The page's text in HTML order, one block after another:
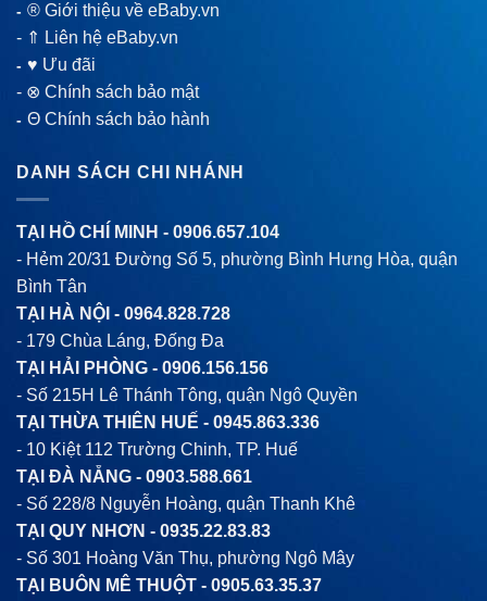
-® Giới thiệu về eBaby.vn
- ⇑ Liên hệ eBaby.vn
-♥ Ưu đãi
- ⊗ Chính sách bảo mật
-Θ Chính sách bảo hành
DANH SÁCH CHI NHÁNH
TẠI HỒ CHÍ MINH - 0906.657.104
- Hẻm 20/31 Đường Số 5, phường Bình Hưng Hòa, quận
Bình Tân
TẠI HÀ NỘI - 0964.828.728
- 179 Chùa Láng, Đống Đa
TẠI HẢI PHÒNG - 0906.156.156
- Số 215H Lê Thánh Tông, quận Ngô Quyền
TẠI THỪA THIÊN HUẾ - 0945.863.336
- 10 Kiệt 112 Trường Chinh, TP. Huế
TẠI ĐÀ NẴNG - 0903.588.661
- Số 228/8 Nguyễn Hoàng, quận Thanh Khê
TẠI QUY NHƠN - 0935.22.83.83
- Số 301 Hoàng Văn Thụ, phường Ngô Mây
TẠI BUÔN MÊ THUỘT - 0905.63.35.37